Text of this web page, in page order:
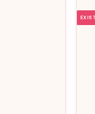
d’affection et